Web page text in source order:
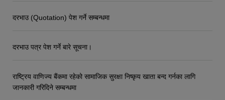
दरभाउ (Quotation) पेश गर्ने सम्बन्धमा
दरभाउ पत्र पेश गर्ने बारे सूचना।
राष्ट्रिय वाणिज्य बैंकमा रहेको सामाजिक सुरक्षा निष्कृय खाता बन्द गर्नका लागि
जानकारी गरिदिने सम्बन्धमा